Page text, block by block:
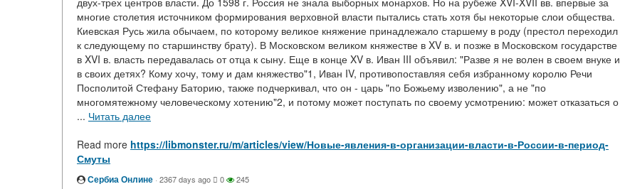
многие столетия источником формирования верховной власти пытались стать хотя бы некоторые слои общества.
Киевская Русь жила обычаем, по которому великое княжение принадлежало старшему в роду (престол переходил
к следующему по старшинству брату). В Московском великом княжестве в XV в. и позже в Московском государстве
в XVI в. власть передавалась от отца к сыну. Еще в конце XV в. Иван III объявил: "Разве я не волен в своем внуке и
в своих детях? Кому хочу, тому и дам княжество"1, Иван IV, противопоставляя себя избранному королю Речи
Посполитой Стефану Баторию, также подчеркивал, что он - царь "по Божьему изволению", а не "по
многомятежному человеческому хотению"2, и потому может поступать по своему усмотрению: может отказаться о
... Читать далее
Read more https://libmonster.ru/m/articles/view/Новые-явления-в-организации-власти-в-России-в-период-
Смуты
Сербиа Онлине · 2367 days ago 0 245